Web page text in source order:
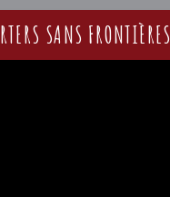
SANS FRONTIÈRES